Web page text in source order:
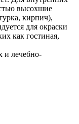
высохшие
кирпич),
для окраски
как гостиная,
и лечебно-